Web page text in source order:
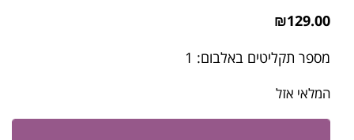
₪129.00
מספר תקליטים באלבום: 1
המלאי אזל